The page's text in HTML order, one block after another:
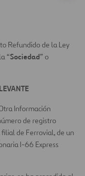
Refundido de la Ley
“Sociedad” o
Información
de registro
de Ferrovial, de un
I-66 Express